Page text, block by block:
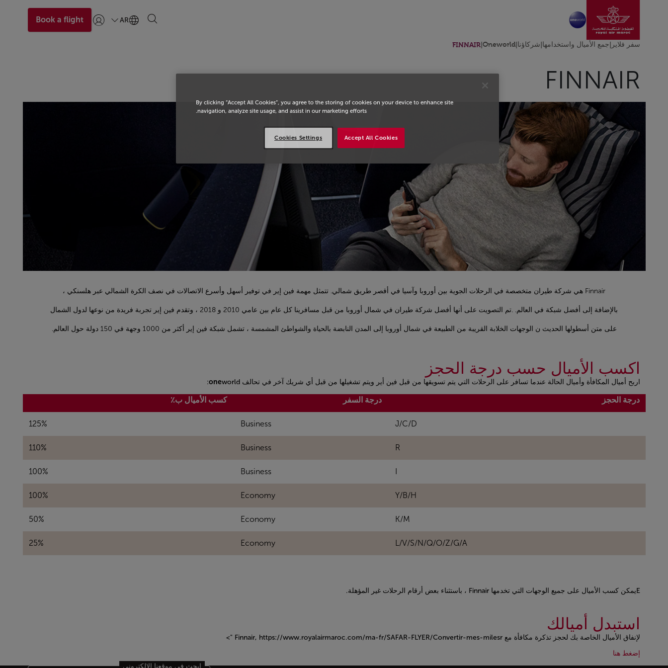
تخطي إلى المحتوى الرئيسي
انتقل إلى الصفحة الرئيسية AR تسجيل الدخول | انضم)
Book a flight
سفر فلاير جمع الأميال واستخدامها شركاؤنا Oneworld
FINNAIR
FINNAIR
Finnair هي شركة طيران متخصصة في الرحلات الجوية بين أوروبا وآسيا في أقصر طريق شمالي. تتمثل مهمة فين إير في توفير أسهل وأسرع الاتصالات في نصف الكرة الشمالي عبر هلسنكي ،
بالإضافة إلى أفضل شبكة في العالم. .تم التصويت على أنها أفضل شركة طيران في شمال أوروبا من قبل مسافرينا كل عام بين عامي 2010 و 2018 ، وتقدم فين إير تجربة فريدة من نوعها لدول الشمال
على متن أسطولها الحديث ن الوجهات الخلابة القريبة من الطبيعة في شمال أوروبا إلى المدن النابضة بالحياة والشواطئ المشمسة ، تشمل شبكة فين إير أكثر من 1000 وجهة في 150 دولة حول العالم.
اكسب الأميال حسب درجة الحجز
اربح أميال المكافأة وأميال الحالة عندما تسافر على الرحلات التي يتم تسويقها من قبل فين أير ويتم تشغيلها من قبل أي شريك آخر في تحالف oneworld:
Open in a new window
درجة الحجز درجة السفر كسب الأميال ب٪
J/C/D
Business
125%
R
Business
110%
I
Business
100%
Y/B/H
Economy
100%
K/M
Economy
50%
L/V/S/N/Q/O/Z/G/A
Economy
25%
Eيمكن كسب الأميال على جميع الوجهات التي تخدمها Finnair ، باستثناء بعض أرقام الرحلات غير المؤهلة.
استبدل أميالك
لإنفاق الأميال الخاصة بك لحجز تذكرة مكافأة مع Finnair, https://www.royalairmaroc.com/ma-fr/SAFAR-FLYER/Convertir-mes-milesr ">
Open in a new window
إضغط هنا
ابحث في موقعنا الإلكتروني
By clicking “Accept All Cookies”, you agree to the storing of cookies on your device to enhance site
navigation, analyze site usage, and assist in our marketing efforts.
Accept All Cookies
Cookies Settings